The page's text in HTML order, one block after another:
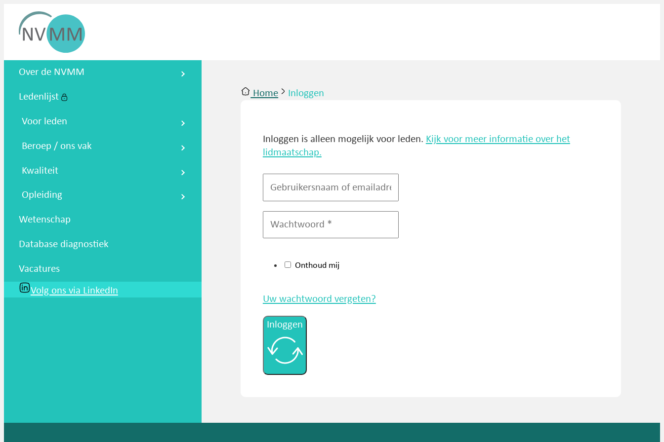
Nederlandse Vereniging voor
Over de NVMM
Ledenlijst
Voor leden
Beroep / ons vak
Kwaliteit
Opleiding
Wetenschap
Database diagnostiek
Vacatures
Volg ons via LinkedIn
Home Inloggen
Inloggen is alleen mogelijk voor leden. Kijk voor meer informatie over het
lidmaatschap.
Onthoud mij
Uw wachtwoord vergeten?
Inloggen